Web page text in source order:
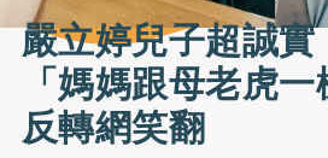
嚴立婷兒子超誠
「媽媽跟母老虎
反轉網笑翻